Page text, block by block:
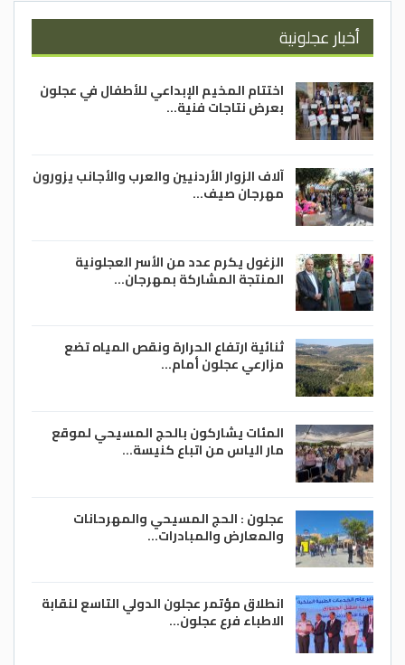
أخبار عجلونية
اختتام المخيم الإبداعي للأطفال في عجلون
بعرض نتاجات فنية…
آلاف الزوار الأردنيين والعرب والأجانب يزورون
مهرجان صيف…
الزغول يكرم عدد من الأسر العجلونية
المنتجة المشاركة بمهرجان…
ثنائية ارتفاع الحرارة ونقص المياه تضع
مزارعي عجلون أمام…
المئات يشاركون بالحج المسيحي لموقع
مار الياس من اتباع كنيسة…
عجلون : الحج المسيحي والمهرحانات
والمعارض والمبادرات…
انطلاق مؤتمر عجلون الدولي التاسع لنقابة
الاطباء فرع عجلون…